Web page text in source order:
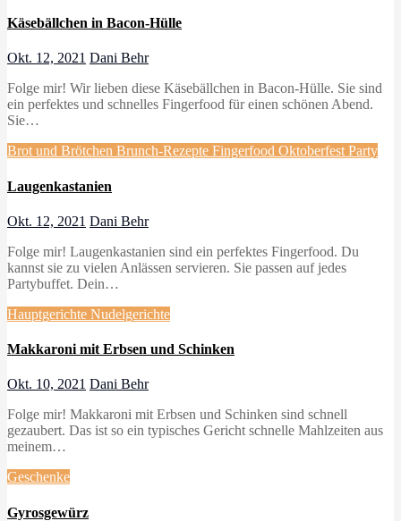
Käsebällchen in Bacon-Hülle
Okt. 12, 2021 Dani Behr
Folge mir! Wir lieben diese Käsebällchen in Bacon-Hülle. Sie sind
ein perfektes und schnelles Fingerfood für einen schönen Abend.
Sie…
Brot und Brötchen Brunch-Rezepte Fingerfood Oktoberfest Party
Laugenkastanien
Okt. 12, 2021 Dani Behr
Folge mir! Laugenkastanien sind ein perfektes Fingerfood. Du
kannst sie zu vielen Anlässen servieren. Sie passen auf jedes
Partybuffet. Dein…
Hauptgerichte Nudelgerichte
Makkaroni mit Erbsen und Schinken
Okt. 10, 2021 Dani Behr
Folge mir! Makkaroni mit Erbsen und Schinken sind schnell
gezaubert. Das ist so ein typisches Gericht schnelle Mahlzeiten aus
meinem…
Geschenke
Gyrosgewürz